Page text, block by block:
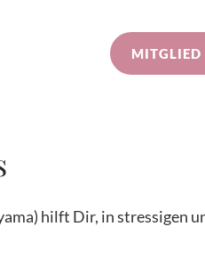
MITGLIED
hilft Dir, in stressigen